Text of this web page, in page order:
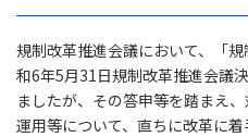
規制改革推進会議において、「
和6年5月31日規制改革推進会議
ましたが、その答申等を踏まえ
運用等について、直ちに改革に